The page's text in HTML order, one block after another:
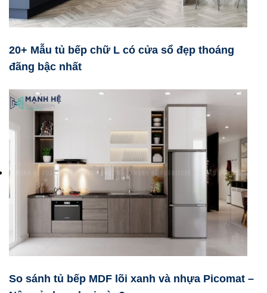
20+ Mẫu tủ bếp chữ L có cửa sổ đẹp thoáng
đãng bậc nhất
So sánh tủ bếp MDF lõi xanh và nhựa Picomat –